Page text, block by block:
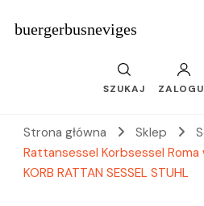
buergerbusneviges
SZUKAJ
Strona główna Sklep
Rattansessel Korbsessel
KORB RATTAN SESSEL STUHL